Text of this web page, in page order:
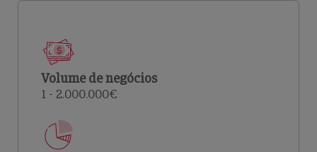
Volume de negócios
1 - 2.000.000€